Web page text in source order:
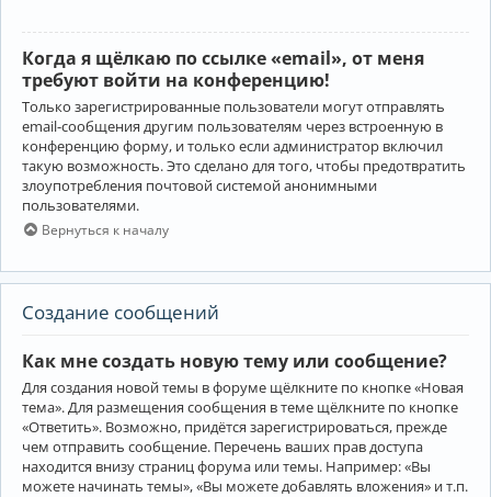
Когда я щёлкаю по ссылке «email», от меня
требуют войти на конференцию!
Только зарегистрированные пользователи могут отправлять
email-сообщения другим пользователям через встроенную в
конференцию форму, и только если администратор включил
такую возможность. Это сделано для того, чтобы предотвратить
злоупотребления почтовой системой анонимными
пользователями.
Вернуться к началу
Создание сообщений
Как мне создать новую тему или сообщение?
Для создания новой темы в форуме щёлкните по кнопке «Новая
тема». Для размещения сообщения в теме щёлкните по кнопке
«Ответить». Возможно, придётся зарегистрироваться, прежде
чем отправить сообщение. Перечень ваших прав доступа
находится внизу страниц форума или темы. Например: «Вы
можете начинать темы», «Вы можете добавлять вложения» и т.п.